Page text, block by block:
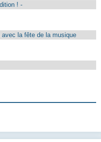
! -
la fête de la musique